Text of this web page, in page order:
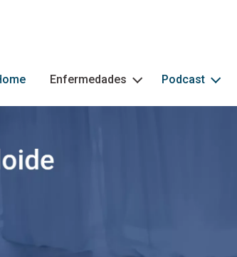
Enfermedades Podcast